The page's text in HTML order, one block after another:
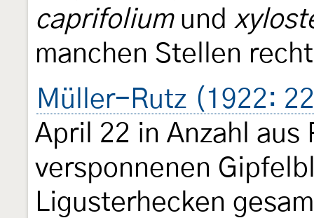
caprifoliumund
manchen Stellen
Müller-Rutz (1922:
April 22 in Anzahl aus
versponnenen
Ligusterhecken